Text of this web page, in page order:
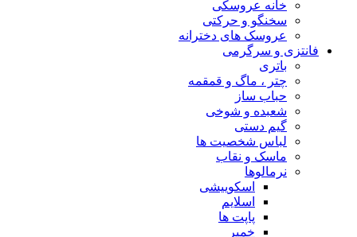
خانه عروسکی
سخنگو و حرکتی
عروسک های دخترانه
فانتزی و سرگرمی
باتری
چتر ، ماگ و قمقمه
حباب ساز
شعبده و شوخی
گیم دستی
لباس شخصیت ها
ماسک و نقاب
نرمالوها
اسکوییشی
اسلایم
پاپت ها
خمیر